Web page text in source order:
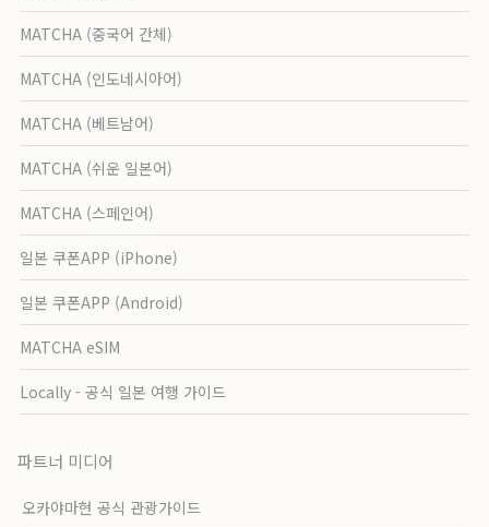
MATCHA (중국어 간체)
MATCHA (인도네시아어)
MATCHA (베트남어)
MATCHA (쉬운 일본어)
MATCHA (스페인어)
일본 쿠폰APP (iPhone)
일본 쿠폰APP (Android)
MATCHA eSIM
Locally - 공식 일본 여행 가이드
파트너 미디어
오카야마현 공식 관광가이드